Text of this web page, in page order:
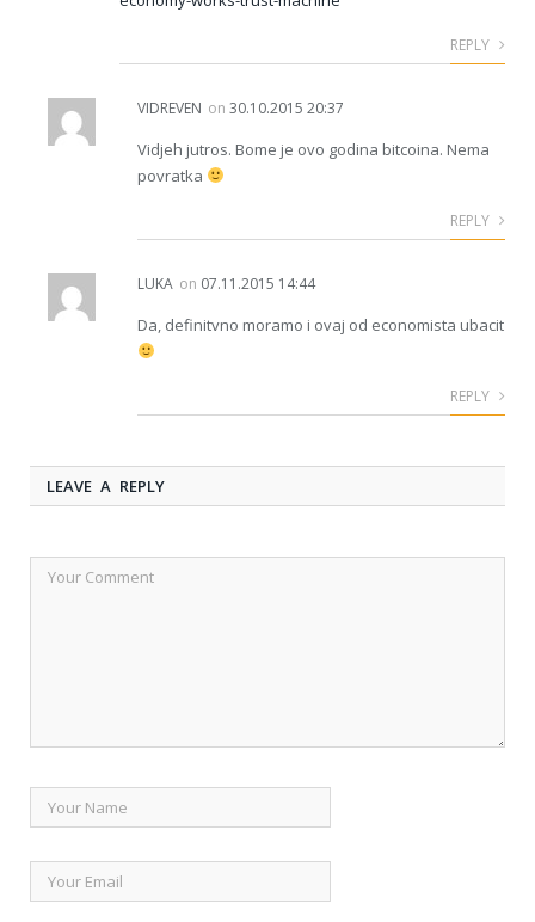
REPLY
VIDREVEN on 30.10.2015 20:37
Vidjeh jutros. Bome je ovo godina bitcoina. Nema
povratka
REPLY
LUKA on 07.11.2015 14:44
Da, definitvno moramo i ovaj od economista ubacit
REPLY
LEAVE A REPLY